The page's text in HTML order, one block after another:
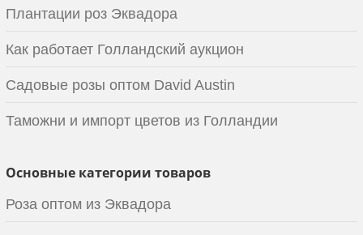
Плантации роз Эквадора
Как работает Голландский аукцион
Садовые розы оптом David Austin
Таможни и импорт цветов из Голландии
Основные категории товаров
Роза оптом из Эквадора